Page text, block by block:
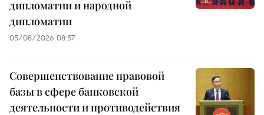
дипломатии и народной
дипломатии
05/08/2026 08:57
Совершенствование правовой
базы в сфере банковской
деятельности и противодействия